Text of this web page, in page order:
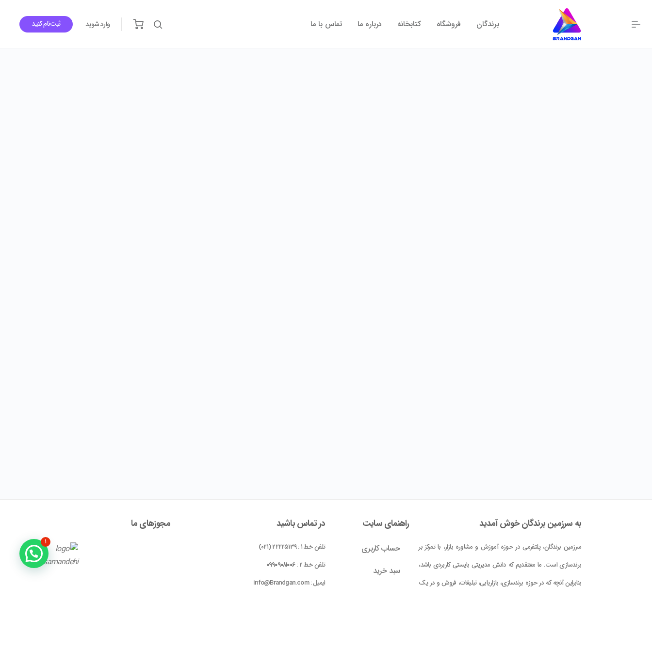
برندگان فروشگاه کتابخانه درباره ما تماس با ما وارد شوید ثبت‌نام کنید
به سرزمین برندگان خوش آمدید
سرزمین برندگان، پلتفرمی در حوزه آموزش و مشاوره بازار، با تمرکز بر
برندسازی است. ما معتقدیم که دانش مدیریتی بایستی کاربردی باشد،
بنابراین آنچه که در حوزه برندسازی، بازاریابی، تبلیغات، فروش و در یک
راهنمای سایت
حساب کاربری
سبد خرید
در تماس باشید
تلفن خط ۱ : ۲۲۲۲۵۱۳۹ (۰۲۱)
تلفن خط ۲ :
۰۹۹۰۹۰۸۱۰۰۶
ایمیل : info@Brandgan.com
مجوز‌های ما
۱